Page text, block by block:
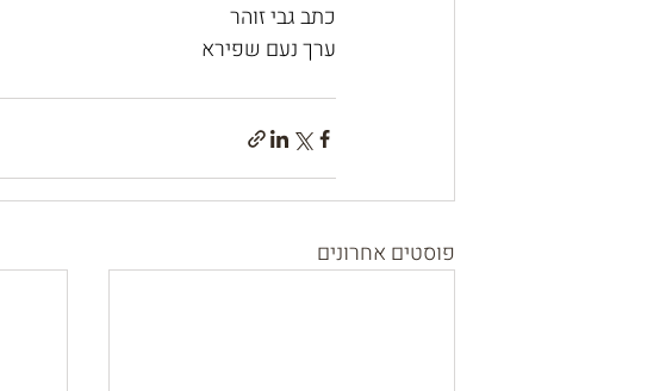
כתב גבי זוהר
ערך נעם שפירא
פוסטים אחרונים